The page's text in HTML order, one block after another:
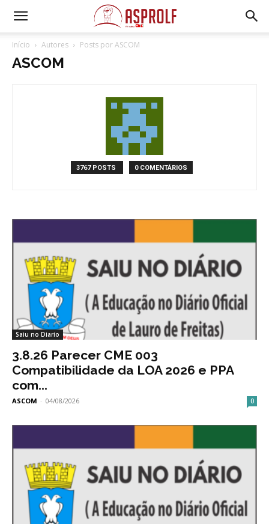
Início Autores Posts por ASCOM
ASCOM
3767 POSTS 0 COMENTÁRIOS
Saiu no Diario
3.8.26 Parecer CME 003
Compatibilidade da LOA 2026 e PPA
com...
ASCOM - 04/08/2026 0